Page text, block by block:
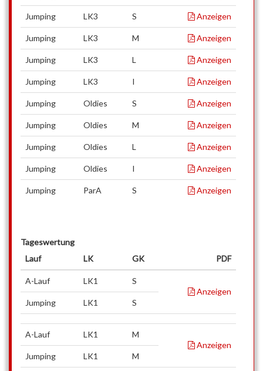
Jumping LK3 S Anzeigen
Jumping LK3 M Anzeigen
Jumping LK3 L Anzeigen
Jumping LK3 I Anzeigen
Jumping Oldies S Anzeigen
Jumping Oldies M Anzeigen
Jumping Oldies L Anzeigen
Jumping Oldies I Anzeigen
Jumping ParA S Anzeigen
Tageswertung
Lauf
LK GK PDF
A-Lauf LK1
S
Anzeigen
Jumping
LK1 S
A-Lauf LK1
M
Anzeigen
Jumping
LK1 M